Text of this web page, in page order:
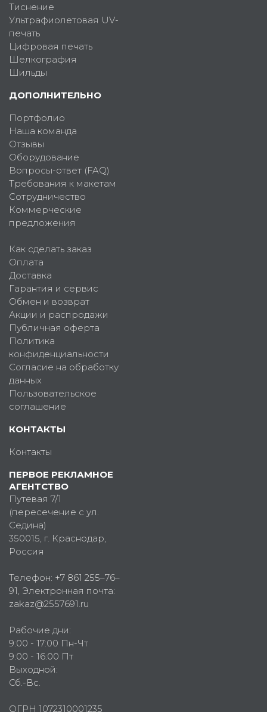
Тиснение
Ультрафиолетовая UV-
печать
Цифровая печать
Шелкография
Шильды
ДОПОЛНИТЕЛЬНО
Портфолио
Наша команда
Отзывы
Оборудование
Вопросы-ответ (FAQ)
Требования к макетам
Сотрудничество
Коммерческие
предложения
Как сделать заказ
Оплата
Доставка
Гарантия и сервис
Обмен и возврат
Акции и распродажи
Публичная оферта
Политика
конфиденциальности
Согласие на обработку
данных
Пользовательское
соглашение
КОНТАКТЫ
Контакты
ПЕРВОЕ РЕКЛАМНОЕ
АГЕНТСТВО
Путевая 7/1
(пересечение с ул.
Седина)
350015 , г. Краснодар,
Россия
Телефон: +7 861 255–76–
91 , Электронная почта:
zakaz@2557691.ru
Рабочие дни:
9:00 - 17:00 Пн-Чт
9:00 - 16:00 Пт
Выходной:
Сб.-Вс.
ОГРН 1072310001235